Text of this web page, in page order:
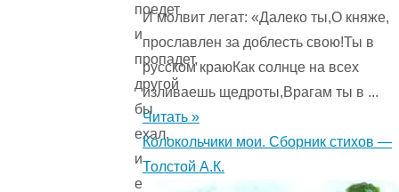
поедет
и
пропадет,
другой
бы
ехал,
и
если
И молвит легат: «Далеко ты,О княже,
прославлен за доблесть свою!Ты в
русском краюКак солнце на всех
изливаешь щедроты,Врагам ты в ...
Читать »
Колокольчики мои. Сборник стихов —
Толстой А.К.